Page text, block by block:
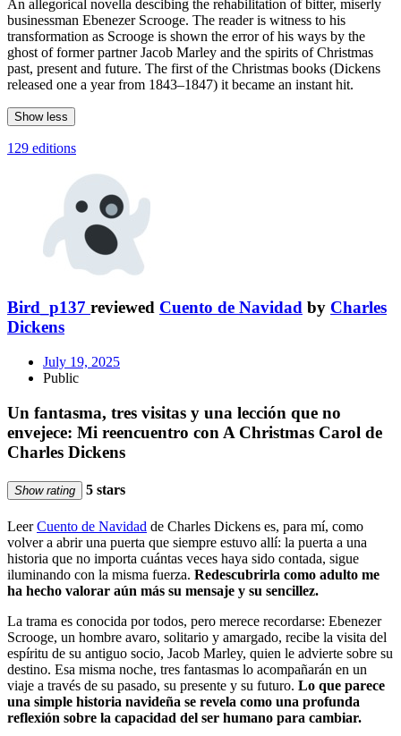
An allegorical novella descibing the rehabilitation of bitter, miserly
businessman Ebenezer Scrooge. The reader is witness to his
transformation as Scrooge is shown the error of his ways by the
ghost of former partner Jacob Marley and the spirits of Christmas
past, present and future. The first of the Christmas books (Dickens
released one a year from 1843–1847) it became an instant hit.
Show less
129 editions
Bird_p137 reviewed Cuento de Navidad by Charles
Dickens
July 19, 2025
Public
Un fantasma, tres visitas y una lección que no
envejece: Mi reencuentro con A Christmas Carol de
Charles Dickens
Show rating 5 stars
LeerCuento de Navidad de Charles Dickens es, para mí, como
volver a abrir una puerta que siempre estuvo allí: la puerta a una
historia que no importa cuántas veces haya sido contada, sigue
iluminando con la misma fuerza. Redescubrirla como adulto me
ha hecho valorar aún más su mensaje y su sencillez.
La trama es conocida por todos, pero merece recordarse: Ebenezer
Scrooge, un hombre avaro, solitario y amargado, recibe la visita del
espíritu de su antiguo socio, Jacob Marley, quien le advierte sobre su
destino. Esa misma noche, tres fantasmas lo acompañarán en un
viaje a través de su pasado, su presente y su futuro. Lo que parece
una simple historia navideña se revela como una profunda
reflexión sobre la capacidad del ser humano para cambiar.